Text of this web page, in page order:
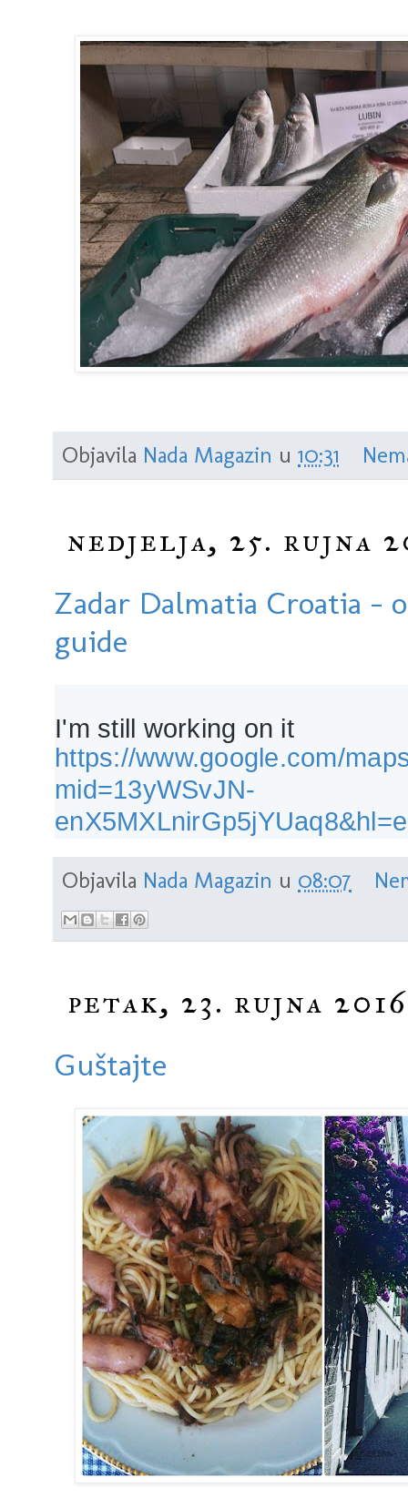
Objavila Nada Magazin u 10:31
nedjelja, 25. rujna
Zadar Dalmatia Croatia -
guide
I'm still working on it
https://www.google.com/
mid=13yWSvJN-
Objavila Nada Magazin u 08:07
petak, 23. rujna
Guštajte